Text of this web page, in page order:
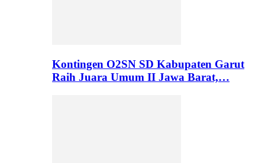
Kontingen O2SN SD Kabupaten Garut
Raih Juara Umum II Jawa Barat,…